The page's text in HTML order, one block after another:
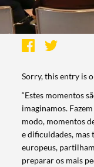
Sorry, this entry is
“Estes momentos
imaginamos.
modo, momentos
e dificuldades, mas
europeus,
preparar os mais